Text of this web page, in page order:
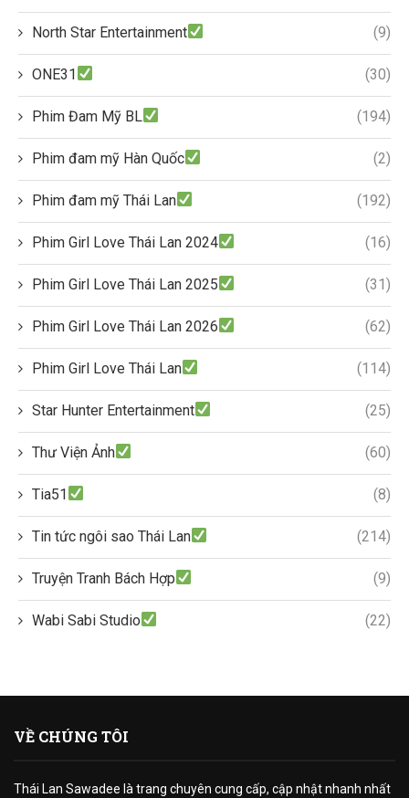
North Star Entertainment (9)
ONE31 (30)
Phim Đam Mỹ BL (194)
Phim đam mỹ Hàn Quốc (2)
Phim đam mỹ Thái Lan (192)
Phim Girl Love Thái Lan 2024 (16)
Phim Girl Love Thái Lan 2025 (31)
Phim Girl Love Thái Lan 2026 (62)
Phim Girl Love Thái Lan (114)
Star Hunter Entertainment (25)
Thư Viện Ảnh (60)
Tia51 (8)
Tin tức ngôi sao Thái Lan (214)
Truyện Tranh Bách Hợp (9)
Wabi Sabi Studio (22)
VỀ CHÚNG TÔI
Thái Lan Sawadee là trang chuyên cung cấp, cập nhật nhanh nhất